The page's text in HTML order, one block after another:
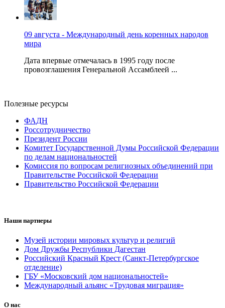
09 августа - Международный день коренных народов
мира
Дата впервые отмечалась в 1995 году после
провозглашения Генеральной Ассамблеей ...
Полезные ресурсы
ФАДН
Россотрудничество
Президент России
Комитет Государственной Думы Российской Федерации
по делам национальностей
Комиссия по вопросам религиозных объединений при
Правительстве Российской Федерации
Правительство Российской Федерации
Наши партнеры
Музей истории мировых культур и религий
Дом Дружбы Республики Дагестан
Российский Красный Крест (Санкт-Петербургское
отделение)
ГБУ «Московский дом национальностей»
Международный альянс «Трудовая миграция»
О нас